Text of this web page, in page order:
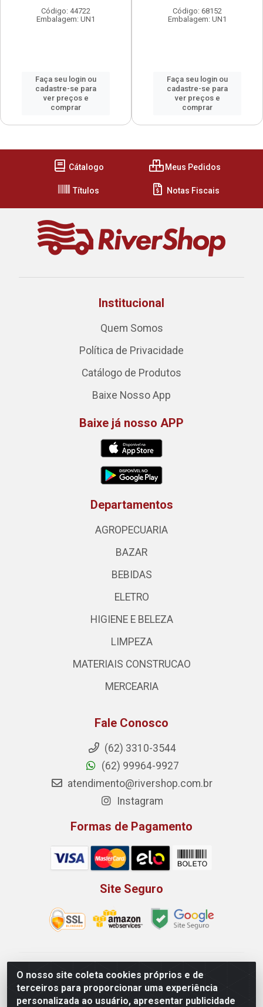
Código: 44722
Embalagem: UN1
Faça seu login ou
cadastre-se para
ver preços e
comprar
Código: 68152
Embalagem: UN1
Faça seu login ou
cadastre-se para
ver preços e
comprar
O nosso site coleta cookies próprios e de
terceiros para proporcionar uma experiência
personalizada ao usuário, apresentar publicidade
Cátalogo Meus Pedidos
Títulos Notas Fiscais
Institucional
Quem Somos
Política de Privacidade
Catálogo de Produtos
Baixe Nosso App
Baixe já nosso APP
Departamentos
AGROPECUARIA
BAZAR
BEBIDAS
ELETRO
HIGIENE E BELEZA
LIMPEZA
MATERIAIS CONSTRUCAO
MERCEARIA
Fale Conosco
(62) 3310-3544
(62) 99964-9927
atendimento@rivershop.com.br
Instagram
Formas de Pagamento
Site Seguro
Rio Vermelho Distribuição de Alimentos LTDA - Rodovia
BR, 153, KM 52 N 00 QD 00 LT 16 - Bairro Jardim
Eldorado, Anápolis/GO - CEP 75.045-190 - CNPJ